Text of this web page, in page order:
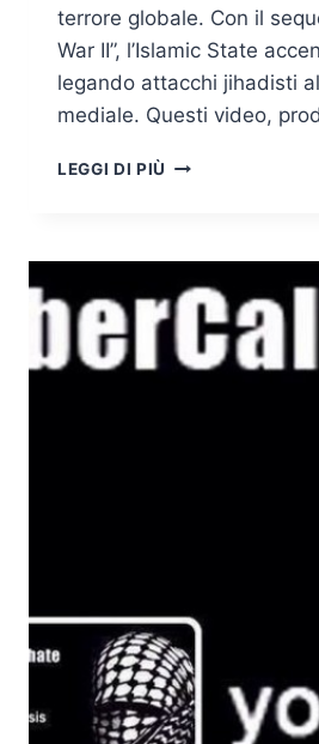
terrore globale. Con il
War II”, l’Islamic State
legando attacchi jihadisti
mediale. Questi video,
LEGGI DI PIÙ INTERNET
IL
FUMO
E
LE
BRACI